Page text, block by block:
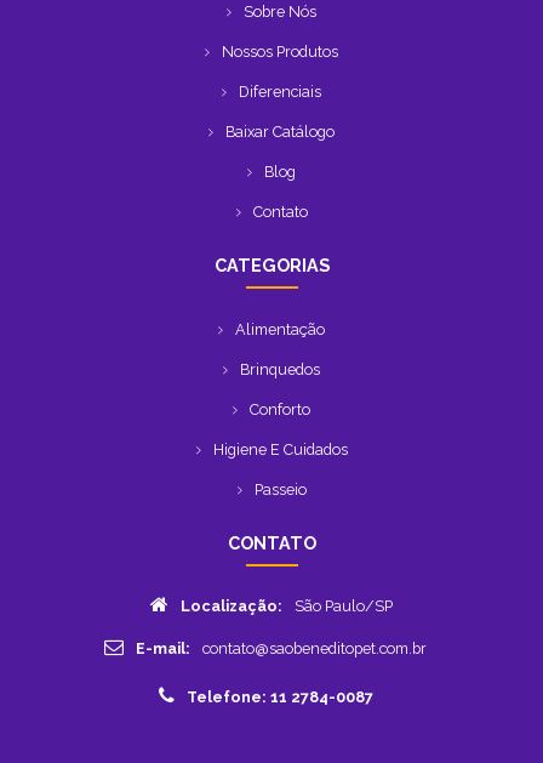
Sobre Nós
Nossos Produtos
Diferenciais
Baixar Catálogo
Blog
Contato
CATEGORIAS
Alimentação
Brinquedos
Conforto
Higiene E Cuidados
Passeio
CONTATO
Localização: São Paulo/SP
E-mail: contato@saobeneditopet.com.br
Telefone: 11 2784-0087